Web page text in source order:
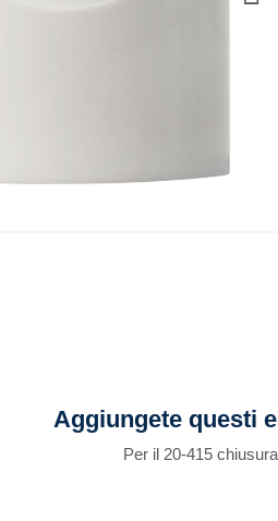
Aggiungete questi
Per il 20-415